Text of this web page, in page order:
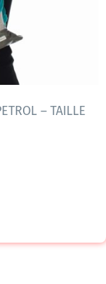
– TAILLE